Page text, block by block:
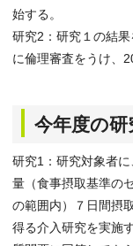
始する。
研究2：研究１の結
に倫理審査をうけ、
今年度の研
研究1：研究対象者
量（食事摂取基準の
の範囲内）７日間摂
得る介入研究を実施